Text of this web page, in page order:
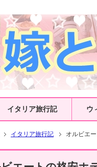
イタリア旅行記 ウ
イタリア旅行記 オルビエ